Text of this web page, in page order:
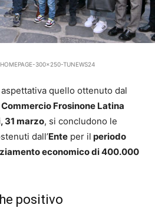
300x250-TUNEWS24
quello ottenuto dal
Frosinone Latina
31 marzo, si concludono le
dall’Ente per il periodo
economico di 400.000
positivo